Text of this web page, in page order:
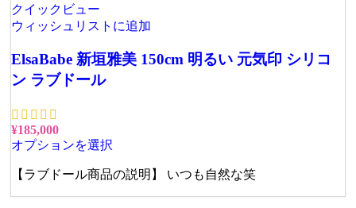
クイックビュー
ウィッシュリストに追加
ElsaBabe 新垣雅美 150cm 明るい 元気印 シリコ
ン ラブドール
¥185,000
オプションを選択
【ラブドール商品の説明】 いつも自然な笑